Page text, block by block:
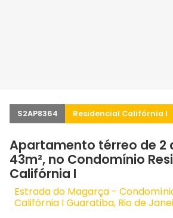
S2AP8364 Residencial Califórnia I
Apartamento térreo de 2
43m², no Condomínio
Califórnia I
Estrada do Magarça -
Califórnia I Guaratiba, Rio de